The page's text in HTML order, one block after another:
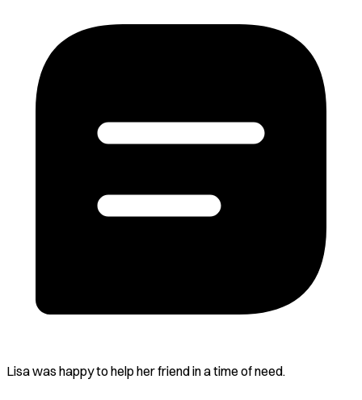
Lisa was happy to help her friend in a time of need.